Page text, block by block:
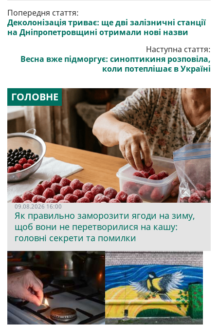
Попередня стаття:
Деколонізація триває: ще дві залізничні станції
на Дніпропетровщині отримали нові назви
Наступна стаття:
Весна вже підморгує: синоптикиня розповіла,
коли потеплішає в Україні
ГОЛОВНЕ
09.08.2026 16:00
Як правильно заморозити ягоди на зиму,
щоб вони не перетворилися на кашу:
головні секрети та помилки